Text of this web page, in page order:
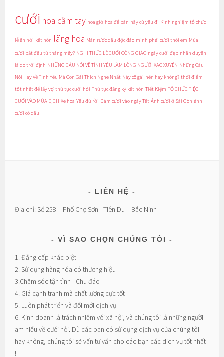
cưới hoa cầm tay hoa giỏ hoa để bàn hãy cứ yêu đi Kinh nghiệm tổ chức
lễ ăn hỏi kết hôn lãng hoa Màn rước dâu độc đáo mình phải cưới thôi em Mùa
cưới bắt đầu từ tháng mấy? NGHI THỨC LỄ CƯỚI CÔNG GIÁO ngày cưới đẹp nhân duyên
là do trời định NHỮNG CÂU NÓI VỀ TÌNH YÊU LÀM LÒNG NGƯỜI XAO XUYẾN Những Câu
Nói Hay Về Tình Yêu Mà Con Gái Thích Nghe Nhất Này cô gái nên hay không? thời điểm
tốt nhất để lấy vợ thủ tục cưới hỏi Thủ tục đăng ký kết hôn Tiết Kiệm TỔ CHỨC TIỆC
CƯỚI VÀO MÙA DỊCH Xe hoa Yêu đủ rồi Đám cưới vào ngày Tết Ảnh cưới ở Sài Gòn ảnh
cưới cô dâu
LIÊN HỆ
Địa chỉ: Số 258 – Phố Chợ Sơn - Tiên Du – Bắc Ninh
VÌ SAO CHỌN CHÚNG TÔI
1. Đẳng cấp khác biệt
2. Sử dụng hàng hóa có thương hiệu
3.Chăm sóc tận tình - Chu đáo
4. Giá cạnh tranh mà chất lượng cực tốt
5. Luôn phát triển và đổi mới dịch vụ
6. Kinh doanh là trách nhiệm với xã hội, và chúng tôi là những người
am hiểu về cưới hỏi. Dù các bạn có sử dụng dịch vụ của chúng tôi
hay không, chúng tôi sẽ vấn tư vấn cho các bạn các dịch vụ tốt nhất
!